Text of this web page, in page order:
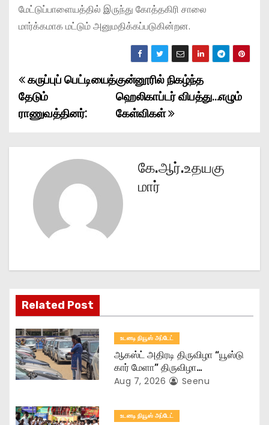
மேட்டுப்பாளையத்தில் இருந்து கோத்தகிரி சாலை
மார்க்கமாக மட்டும் அனுமதிக்கப்படுகின்றன.
P
o
a
t
i
o
n
குன்னூரில் நிகழ்ந்த
ஹெலிகாப்டர் விபத்து…எழும்
கேள்விகள்
கருப்புப் பெட்டியைத்
தேடும்
ராணுவத்தினர்:
கே.ஆர்.உதயகு
மார்
Related Post
உடனடி நியூஸ் அப்டேட்
ஆகஸ்ட் அதிரடி திருவிழா “யூஸ்டு
கார் மேளா” திருவிழா…
Aug 7, 2026 Seenu
உடனடி நியூஸ் அப்டேட்